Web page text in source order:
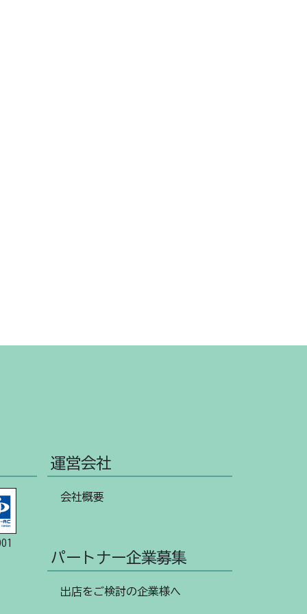
運営会社
会社概要
パートナー企業募集
出店をご検討の企業様へ